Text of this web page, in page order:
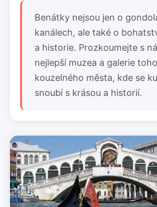
Benátky nejsou jen o
kanálech, ale také o
a historie. Prozkoumejte s
nejlepší muzea a galerie
kouzelného města, kde se
snoubí s krásou a historií.